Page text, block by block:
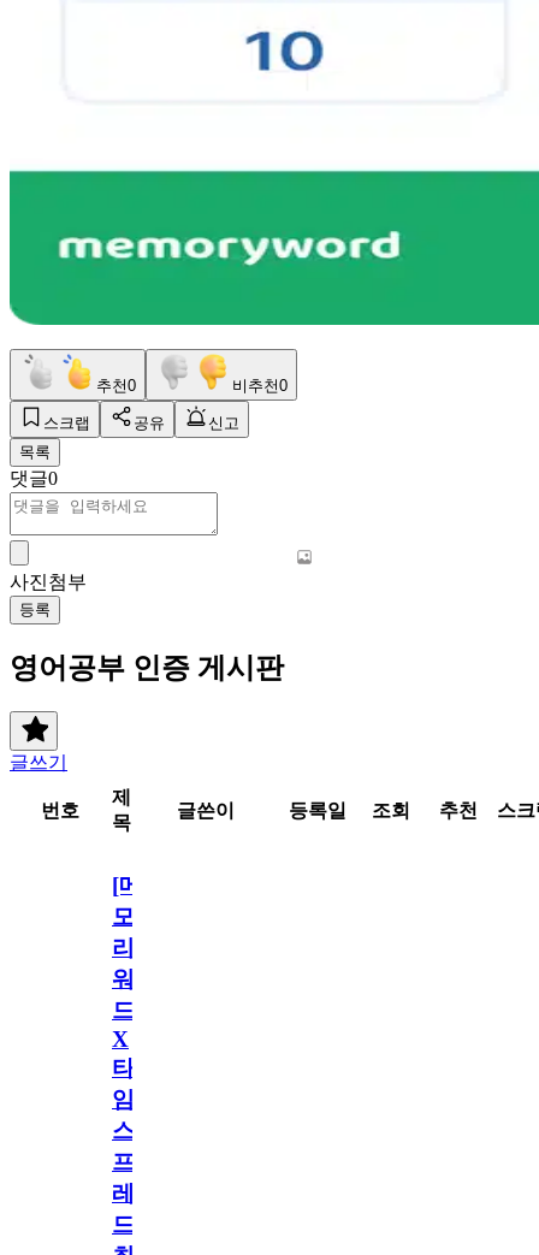
추천0 비추천0
스크랩 공유
신고
목록
댓글0
사진첨부
등록
영어공부 인증 게시판
글쓰기
번호
제
목
글쓴이 등록일 조회 추천 스
[메
모
리
워
드
X
타
임
스
프
레
드]